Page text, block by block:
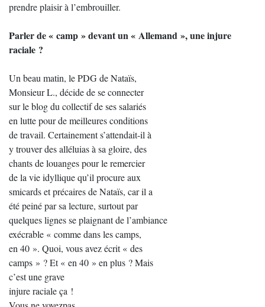
prendre plaisir à l’embrouiller.
Parler de « camp » devant un « Allemand », une injure
raciale ?
Un beau matin, le PDG de Nataïs,
Monsieur L., décide de se connecter
sur le blog du collectif de ses salariés
en lutte pour de meilleures conditions
de travail. Certainement s’attendait-il à
y trouver des alléluias à sa gloire, des
chants de louanges pour le remercier
de la vie idyllique qu’il procure aux
smicards et précaires de Nataïs, car il a
été peiné par sa lecture, surtout par
quelques lignes se plaignant de l’ambiance
exécrable « comme dans les camps,
en 40 ». Quoi, vous avez écrit « des
camps » ? Et « en 40 » en plus ? Mais
c’est une grave
injure raciale ça !